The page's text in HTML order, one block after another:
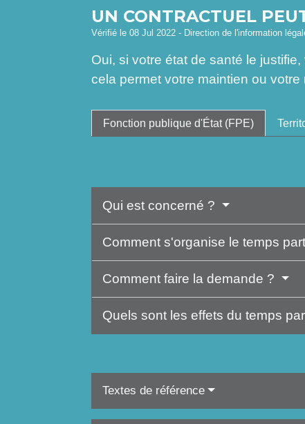
UN CONTRACTUEL
Vérifié le 08 Jul 2022 - Direction de l'information
Oui, si votre état de santé le
cela permet votre maintien ou votre
Fonction publique d'État (FPE)
Qui est concerné ?
Comment s'organise le temps
Comment faire la demande ?
Quels sont les effets du temps
Textes de référence